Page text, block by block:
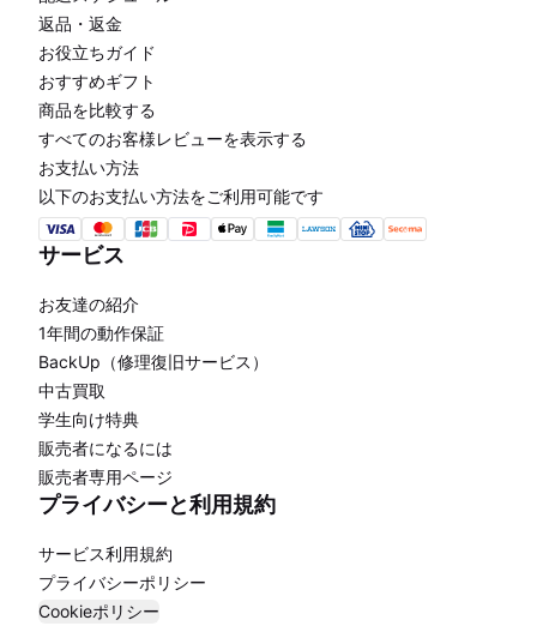
返品・返金
お役立ちガイド
おすすめギフト
商品を比較する
すべてのお客様レビューを表示する
お支払い方法
以下のお支払い方法をご利用可能です
サービス
お友達の紹介
1年間の動作保証
BackUp（修理復旧サービス）
中古買取
学生向け特典
販売者になるには
販売者専用ページ
プライバシーと利用規約
サービス利用規約
プライバシーポリシー
Cookieポリシー